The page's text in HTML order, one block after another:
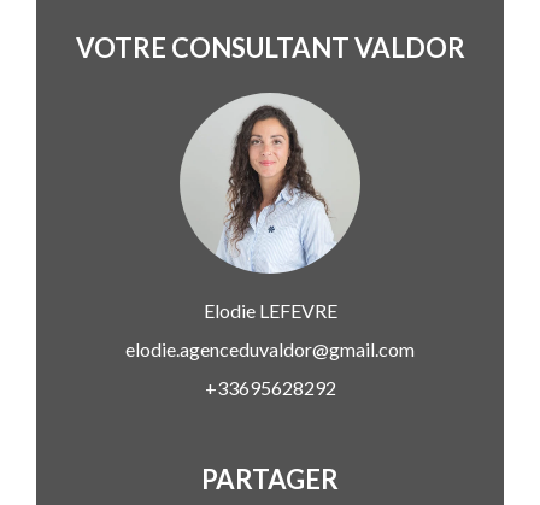
VOTRE CONSULTANT VALDOR
ElodieLEFEVRE
elodie.agenceduvaldor@gmail.com
+33695628292
PARTAGER